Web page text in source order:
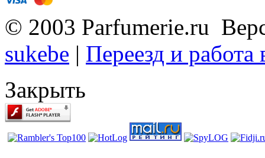
© 2003 Parfumerie.ru
sukebe | Переезд и
Закрыть